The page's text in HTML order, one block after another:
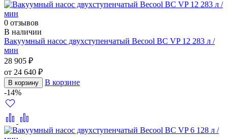
0 отзывов
В наличии
Вакуумный насос двухступенчатый Becool BC VP 12 283 л /
мин
28 905 ₽
от 24 640 ₽
В корзину
В корзине
-14%